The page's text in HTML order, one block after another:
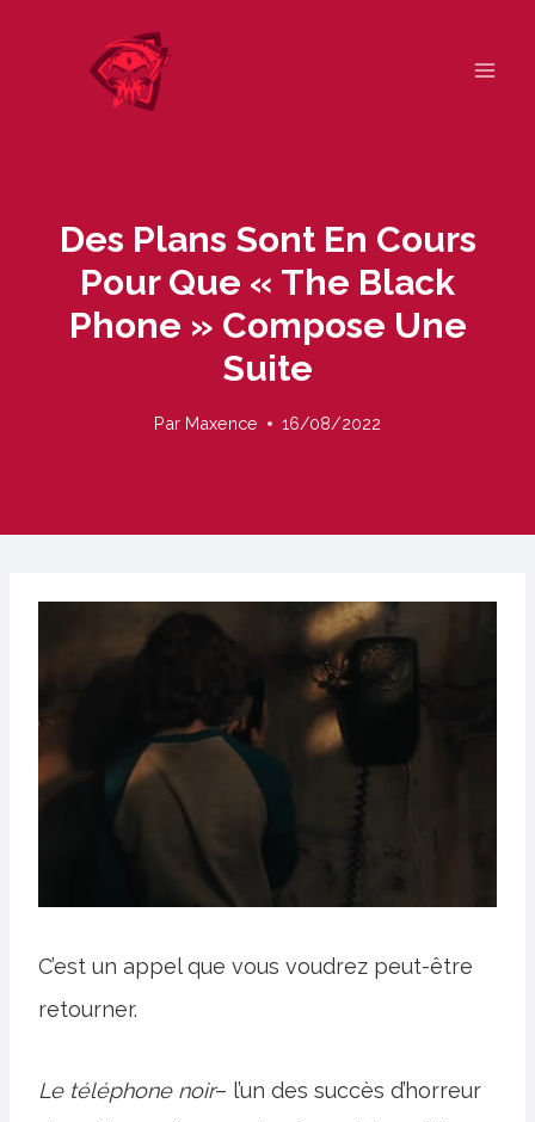
Des Plans Sont En Cours
Pour Que « The Black
Phone » Compose Une
Suite
Par Maxence 16/08/2022
C’est un appel que vous voudrez peut-être
retourner.
Le téléphone noir– l’un des succès d’horreur